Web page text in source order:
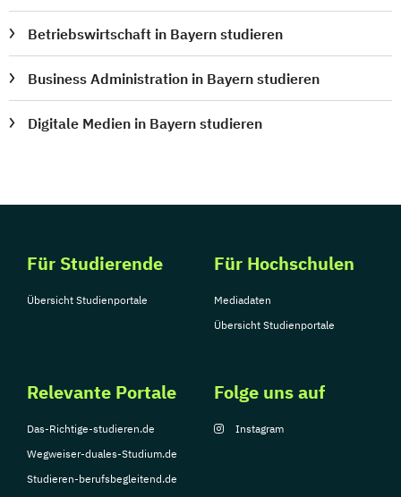
Betriebswirtschaft in Bayern studieren
Business Administration in Bayern studieren
Digitale Medien in Bayern studieren
Für Studierende
Übersicht Studienportale
Für Hochschulen
Mediadaten
Übersicht Studienportale
Relevante Portale
Das-Richtige-studieren.de
Wegweiser-duales-Studium.de
Studieren-berufsbegleitend.de
Folge uns auf
Instagram